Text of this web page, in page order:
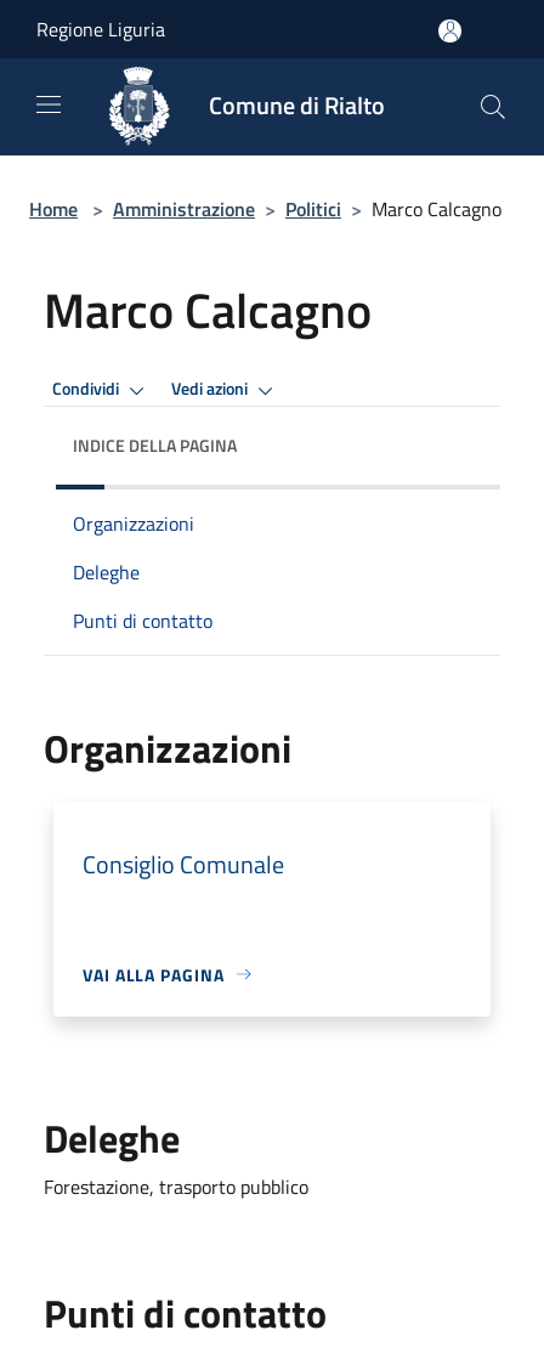
Regione Liguria
Comune di Rialto
Home > Amministrazione > Politici > Marco Calcagno
Marco Calcagno
Condividi Vedi azioni
INDICE DELLA PAGINA
Organizzazioni
Deleghe
Punti di contatto
Organizzazioni
Consiglio Comunale
VAI ALLA PAGINA
Deleghe
Forestazione, trasporto pubblico
Punti di contatto